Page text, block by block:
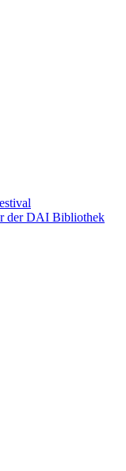
der DAI Bibliothek